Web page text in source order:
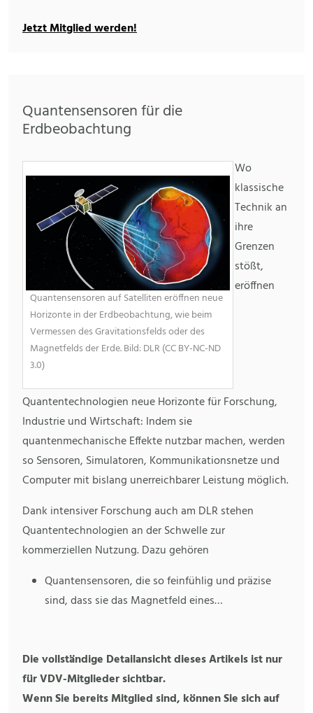
Jetzt Mitglied werden!
Quantensensoren für die
Erdbeobachtung
Quantensensoren auf Satelliten eröffnen neue
Horizonte in der Erdbeobachtung, wie beim
Vermessen des Gravitationsfelds oder des
Magnetfelds der Erde. Bild: DLR (CC BY-NC-ND
3.0)
Wo
klassische
Technik an
ihre
Grenzen
stößt,
eröffnen
Quantentechnologien neue Horizonte für Forschung,
Industrie und Wirtschaft: Indem sie
quantenmechanische Effekte nutzbar machen, werden
so Sensoren, Simulatoren, Kommunikationsnetze und
Computer mit bislang unerreichbarer Leistung möglich.
Dank intensiver Forschung auch am DLR stehen
Quantentechnologien an der Schwelle zur
kommerziellen Nutzung. Dazu gehören
Quantensensoren, die so feinfühlig und präzise
sind, dass sie das Magnetfeld eines…
Die vollständige Detailansicht dieses Artikels ist nur
für VDV-Mitglieder sichtbar.
Wenn Sie bereits Mitglied sind, können Sie sich auf